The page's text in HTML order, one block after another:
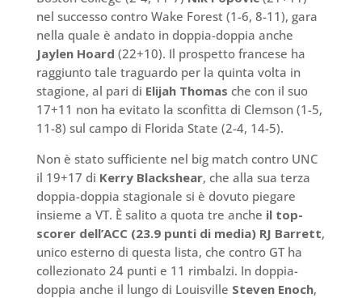
nel successo contro Wake Forest (1-6, 8-11), gara
nella quale è andato in doppia-doppia anche
Jaylen Hoard (22+10). Il prospetto francese ha
raggiunto tale traguardo per la quinta volta in
stagione, al pari di Elijah Thomas che con il suo
17+11 non ha evitato la sconfitta di Clemson (1-5,
11-8) sul campo di Florida State (2-4, 14-5).
Non è stato sufficiente nel big match contro UNC
il 19+17 di Kerry Blackshear, che alla sua terza
doppia-doppia stagionale si è dovuto piegare
insieme a VT. È salito a quota tre anche il top-
scorer dell’ACC (23.9 punti di media) RJ Barrett,
unico esterno di questa lista, che contro GT ha
collezionato 24 punti e 11 rimbalzi. In doppia-
doppia anche il lungo di Louisville Steven Enoch,